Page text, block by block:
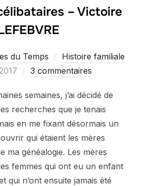
– Victoire
du Temps
Histoire familiale
3 commentaires
semaines, j’ai décidé de
recherches que je tenais
en me fixant désormais un
qui étaient les mères
ma généalogie. Les mères
femmes qui ont eu un enfant
qui n’ont ensuite jamais été